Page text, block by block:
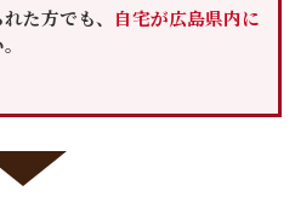
た方でも、 自宅が広島県内に